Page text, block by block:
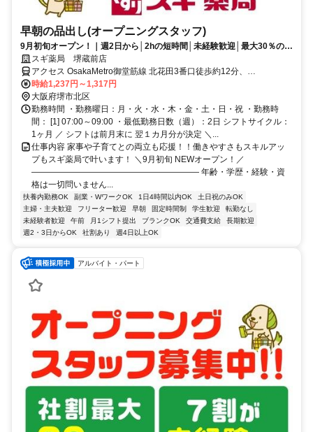
早朝の品出し(オープニングスタッフ)
9月初旬オープン！｜週2日から│2hの短時間│未経験歓迎│最大30％の社
割ありスギ薬局 堺蔵前店
アクセス OsakaMetro御堂筋線 北花田3番口徒歩約12分、
OsakaMetro御堂筋線 新金岡1番口徒歩約13分、近鉄南大阪線 布忍徒
歩約26分
時給1,237円～1,317円
大阪府堺市北区
勤務時間 ・勤務曜日：月・火・水・木・金・土・日・祝 ・勤務時
間： [1] 07:00～09:00 ・最低勤務日数（週）：2日 シフトサイクル：
1ヶ月 ／ シフトは前月末に 翌１カ月分が決定 ＼...
仕事内容 家事や子育てとの両立も応援！！働きやすさもスキルアッ
プもスギ薬局で叶います！ ＼9月初旬 NEWオープン！／
―――――――――――――――――――― 年齢・学歴・経験・資
格は一切問いません...
扶養内勤務OK 副業・WワークOK 1日4時間以内OK
土日祝のみOK
主婦・主夫歓迎
フリーター歓迎 早朝 固定時間制 学生歓迎
転勤なし
未経験者歓迎
午前 月1シフト提出 ブランクOK 交通費支給
長期歓迎
週2・3日からOK
社割あり 週4日以上OK
アルバイト・パート